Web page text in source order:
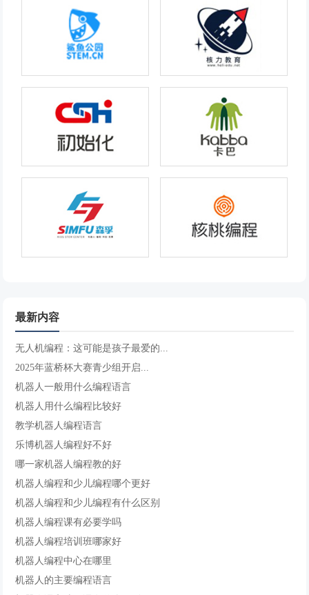
最新内容
无人机编程：这可能是孩子最爱的...
2025年蓝桥杯大赛青少组开启...
机器人一般用什么编程语言
机器人用什么编程比较好
教学机器人编程语言
乐博机器人编程好不好
哪一家机器人编程教的好
机器人编程和少儿编程哪个更好
机器人编程和少儿编程有什么区别
机器人编程课有必要学吗
机器人编程培训班哪家好
机器人编程中心在哪里
机器人的主要编程语言